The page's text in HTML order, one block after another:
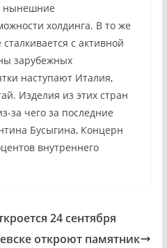
нынешние
холдинга. В то же
с активной
зарубежных
наступают Италия,
Изделия из этих стран
за чего за последние
Бусыгина, Концерн
внутреннего
24 сентября
откроют памятник